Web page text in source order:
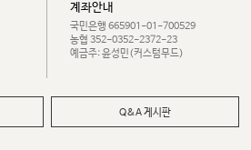
계좌안내
국민은행 665901-01-700529
농협 352-0352-2372-23
예금주: 윤성민(커스텀무드)
Q&A 게시판